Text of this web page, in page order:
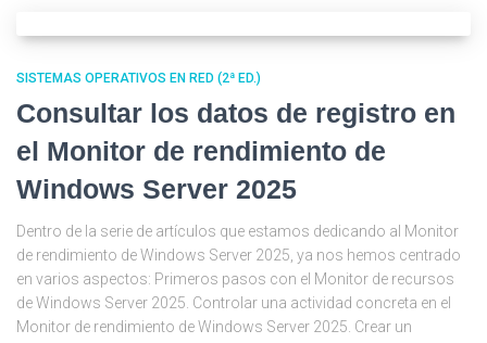
SISTEMAS OPERATIVOS EN RED (2ª ED.)
Consultar los datos de registro en
el Monitor de rendimiento de
Windows Server 2025
Dentro de la serie de artículos que estamos dedicando al Monitor
de rendimiento de Windows Server 2025, ya nos hemos centrado
en varios aspectos: Primeros pasos con el Monitor de recursos
de Windows Server 2025. Controlar una actividad concreta en el
Monitor de rendimiento de Windows Server 2025. Crear un